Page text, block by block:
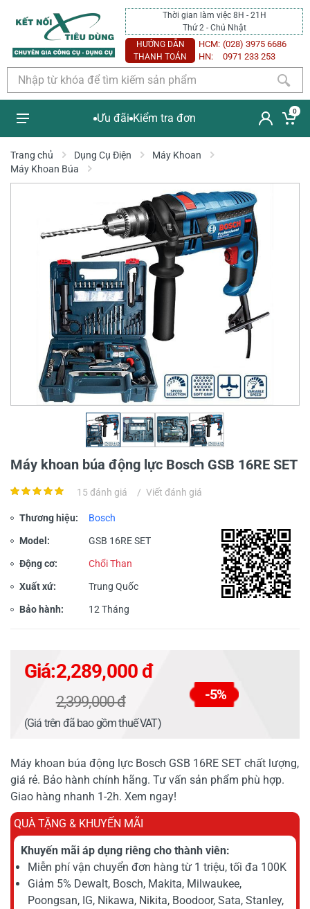
Thời gian làm việc 8H - 21H
Thứ 2 - Chủ Nhật
HƯỚNG DẪN
THANH TOÁN
HCM: (028) 3975 6686
HN:
0971 233 253
Ưu đãi Kiểm tra đơn
0
Trang chủ Dụng Cụ Điện
Máy Khoan
Máy Khoan Búa
Máy khoan búa động lực Bosch GSB 16RE SET
15 đánh giá / Viết đánh giá
Thương hiệu: Bosch
Model: GSB 16RE SET
Động cơ: Chổi Than
Xuất xứ: Trung Quốc
Bảo hành: 12 Tháng
Giá:2,289,000 đ
2,399,000 đ -5%
(Giá trên đã bao gồm thuế VAT)
Máy khoan búa động lực Bosch GSB 16RE SET chất lượng,
giá rẻ. Bảo hành chính hãng. Tư vấn sản phẩm phù hợp.
Giao hàng nhanh 1-2h. Xem ngay!
QUÀ TẶNG & KHUYẾN MÃI
Khuyến mãi áp dụng riêng cho thành viên:
Miễn phí vận chuyển đơn hàng từ 1 triệu, tối đa 100K
Giảm 5% Dewalt, Bosch, Makita, Milwaukee,
Poongsan, IG, Nikawa, Nikita, Boodoor, Sata, Stanley,